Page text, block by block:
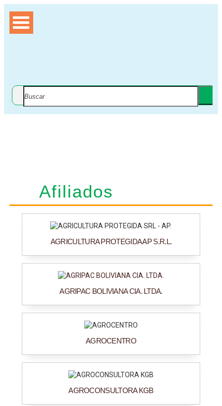
Afiliados
AGRICULTURA PROTEGIDA AP S.R.L.
AGRIPAC BOLIVIANA CIA. LTDA.
AGROCENTRO
AGROCONSULTORA KGB